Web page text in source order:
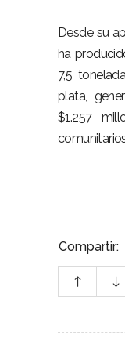
Desde su
ha
7,5
plata,
$1.257
Compartir: